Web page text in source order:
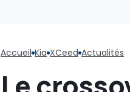
Accueil Kia XCeed Actualités